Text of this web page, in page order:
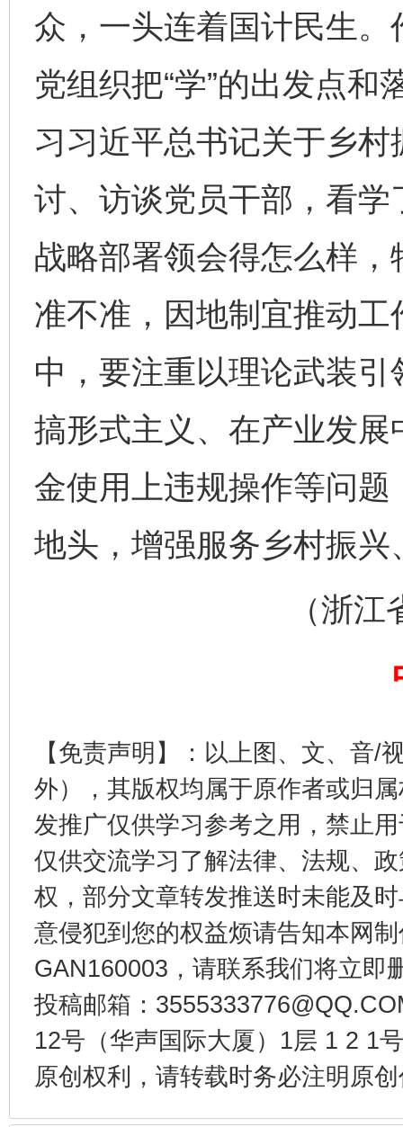
众，一头连着国计民生
党组织把“学”的出发点和
习习近平总书记关于乡
讨、访谈党员干部，看
战略部署领会得怎么样
准不准，因地制宜推动
中，要注重以理论武装
搞形式主义、在产业发
金使用上违规操作等问
地头，增强服务乡村振
（浙江省
【免责声明】：以上图、文、音/
外），其版权均属于原作者或归
发推广仅供学习参考之用，禁止
仅供交流学习了解法律、法规、
权，部分文章转发推送时未能及
意侵犯到您的权益烦请告知本网
GAN160003，请联系我们将立即
投稿邮箱：
12号（华声国际大厦）1层 1 2 1
原创权利，请转载时务必注明原
东山县通报“牛蛙产品抗生素超标问题” 法
千年窑火 生生不息 一